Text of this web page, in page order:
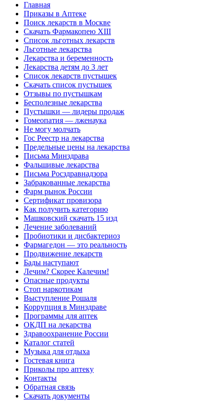
Главная
Приказы в Аптеке
Поиск лекарств в Москве
Скачать Фармакопею XIII
Список льготных лекарств
Льготные лекарства
Лекарства и беременность
Лекарства детям до 3 лет
Список лекарств пустышек
Скачать список пустышек
Отзывы по пустышкам
Бесполезные лекарства
Пустышки — лидеры продаж
Гомеопатия — лженаука
Не могу молчать
Гос Реестр на лекарства
Предельные цены на лекарства
Письма Минздрава
Фальшивые лекарства
Письма Росздравнадзора
Забракованные лекарства
Фарм рынок России
Сертификат провизора
Как получить категорию
Машковский скачать 15 изд
Лечение заболеваний
Пробиотики и дисбактериоз
Фармагедон — это реальность
Продвижение лекарств
Бады наступают
Лечим? Скорее Калечим!
Опасные продукты
Стоп наркотикам
Выступление Рошаля
Коррупция в Минздраве
Программы для аптек
ОКДП на лекарства
Здравоохранение России
Каталог статей
Музыка для отдыха
Гостевая книга
Приколы про аптеку
Контакты
Обратная связь
Скачать документы